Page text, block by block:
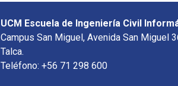
UCM Escuela de Ingeniería Civil
Campus San Miguel, Avenida San Miguel
Talca.
Teléfono: +56 71 298 600